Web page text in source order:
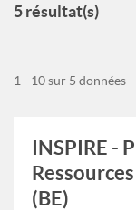
5 résultat(s)
1 - 10 sur 5 données
INSPIRE -
(BE)